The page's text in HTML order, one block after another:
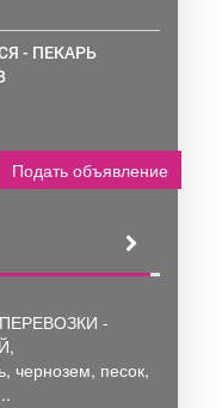
Подать объявление
-
чернозем, песок,